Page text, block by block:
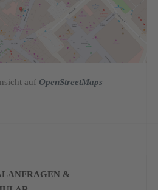
auf OpenStreetMaps
&